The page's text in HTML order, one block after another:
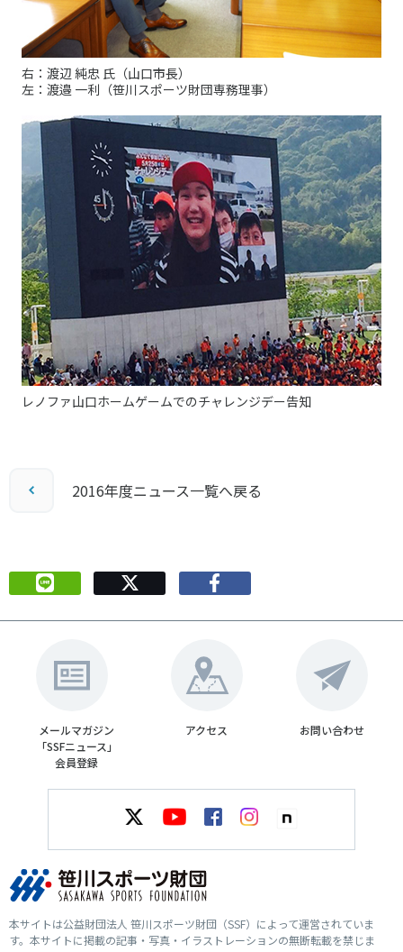
スポーツ辞典
SSF BOOKS
右：渡辺 純忠 氏（山口市長）
左：渡邉 一利（笹川スポーツ財団専務理事）
レノファ山口ホームゲームでのチャレンジデー告知
2016年度ニュース一覧へ戻る
メールマガジン
「SSFニュース」
会員登録
アクセス お問い合わせ
本サイトは公益財団法人 笹川スポーツ財団（SSF）によって運営されていま
す。本サイトに掲載の記事・写真・イラストレーションの無断転載を禁じま